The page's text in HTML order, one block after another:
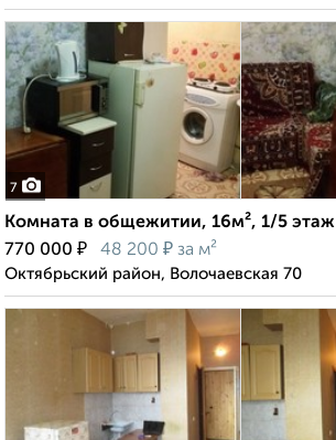
7
Комната в общежитии, 16м², 1/5 этаж
770 000 ₽ 48 200 ₽ за м²
Октябрьский район, Волочаевская 70